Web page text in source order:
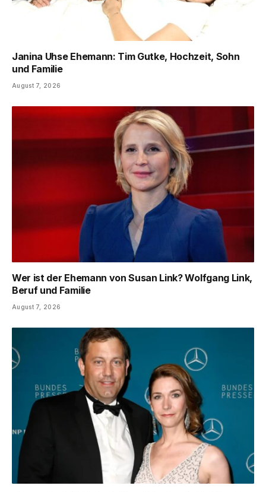
Janina Uhse Ehemann: Tim Gutke, Hochzeit, Sohn
und Familie
August 7, 2026
Wer ist der Ehemann von Susan Link? Wolfgang Link,
Beruf und Familie
August 7, 2026